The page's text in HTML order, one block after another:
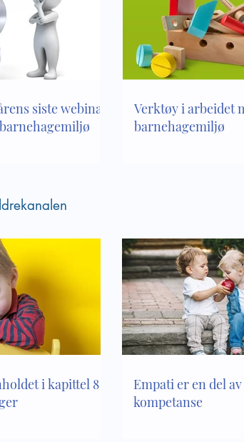
Verktøy i arbeidet med
psykososialt barnehagemiljø
siste webinar
Verktøy i arbeidet
barnehagemiljø
i kapittel 8 i
Empati er en del
kompetanse